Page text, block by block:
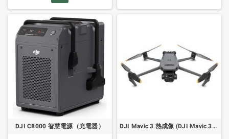
DJI C8000 智慧電源（充電器） DJI Mavic 3 熱成像 (DJI Mavic 3T) 服務計劃 2 年